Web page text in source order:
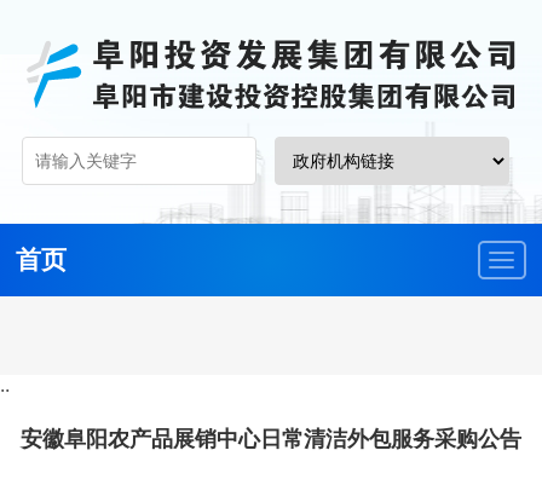
首页
··
安徽阜阳农产品展销中心日常清洁外包服务采购公告